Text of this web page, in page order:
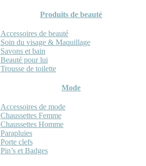
Produits de beauté
Accessoires de beauté
Soin du visage & Maquillage
Savons et bain
Beauté pour lui
Trousse de toilette
Mode
Accessoires de mode
Chaussettes Femme
Chaussettes Homme
Parapluies
Porte clefs
Pin’s et Badges